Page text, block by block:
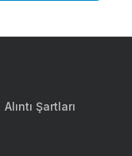
Alıntı Şartları